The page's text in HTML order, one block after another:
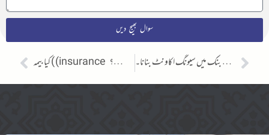
سوال بھیج دیں
کیا بیمہ ( (insurance میں ملازمت کرنا شرعادرست ہے؟ میزان بنک میں سیونگ اکاونٹ بنانا۔